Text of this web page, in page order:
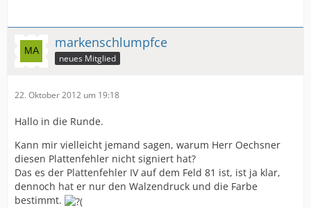
markenschlumpfce
neues Mitglied
22. Oktober 2012 um 19:18
Hallo in die Runde.
Kann mir vielleicht jemand sagen, warum Herr Oechsner
diesen Plattenfehler nicht signiert hat?
Das es der Plattenfehler IV auf dem Feld 81 ist, ist ja klar,
dennoch hat er nur den Walzendruck und die Farbe
bestimmt.